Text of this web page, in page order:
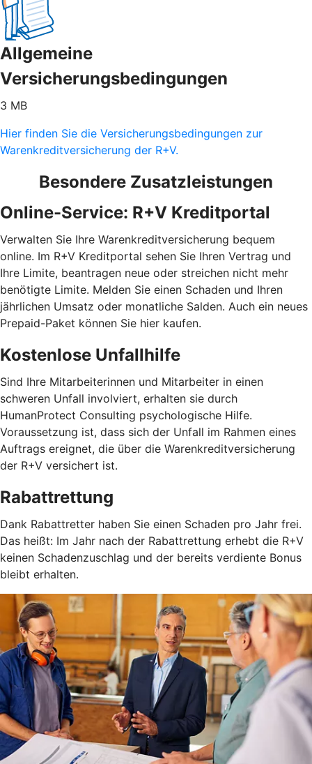
Allgemeine
Versicherungsbedingungen
3 MB
Hier finden Sie die Versicherungsbedingungen zur
Warenkreditversicherung der R+V.
Besondere Zusatzleistungen
Online-Service: R+V Kreditportal
Verwalten Sie Ihre Warenkreditversicherung bequem
online. Im R+V Kreditportal sehen Sie Ihren Vertrag und
Ihre Limite, beantragen neue oder streichen nicht mehr
benötigte Limite. Melden Sie einen Schaden und Ihren
jährlichen Umsatz oder monatliche Salden. Auch ein neues
Prepaid-Paket können Sie hier kaufen.
Kostenlose Unfallhilfe
Sind Ihre Mitarbeiterinnen und Mitarbeiter in einen
schweren Unfall involviert, erhalten sie durch
HumanProtect Consulting psychologische Hilfe.
Voraussetzung ist, dass sich der Unfall im Rahmen eines
Auftrags ereignet, die über die Warenkreditversicherung
der R+V versichert ist.
Rabattrettung
Dank Rabattretter haben Sie einen Schaden pro Jahr frei.
Das heißt: Im Jahr nach der Rabattrettung erhebt die R+V
keinen Schadenzuschlag und der bereits verdiente Bonus
bleibt erhalten.